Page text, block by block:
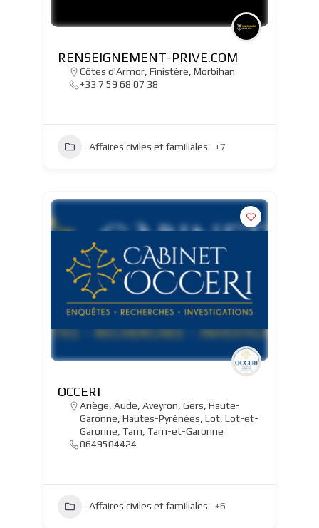
RENSEIGNEMENT-PRIVE.COM
Côtes d'Armor, Finistère Morbihan
+33 7 59 68 07 38
Affaires civiles et familiales +7
OCCERI
Ariège Aude Aveyron Gers Haute-
Garonne Hautes-Pyrénées Lot, Lot-et-
Garonne Tarn Tarn-et-Garonne
0649504424
Affaires civiles et familiales +6